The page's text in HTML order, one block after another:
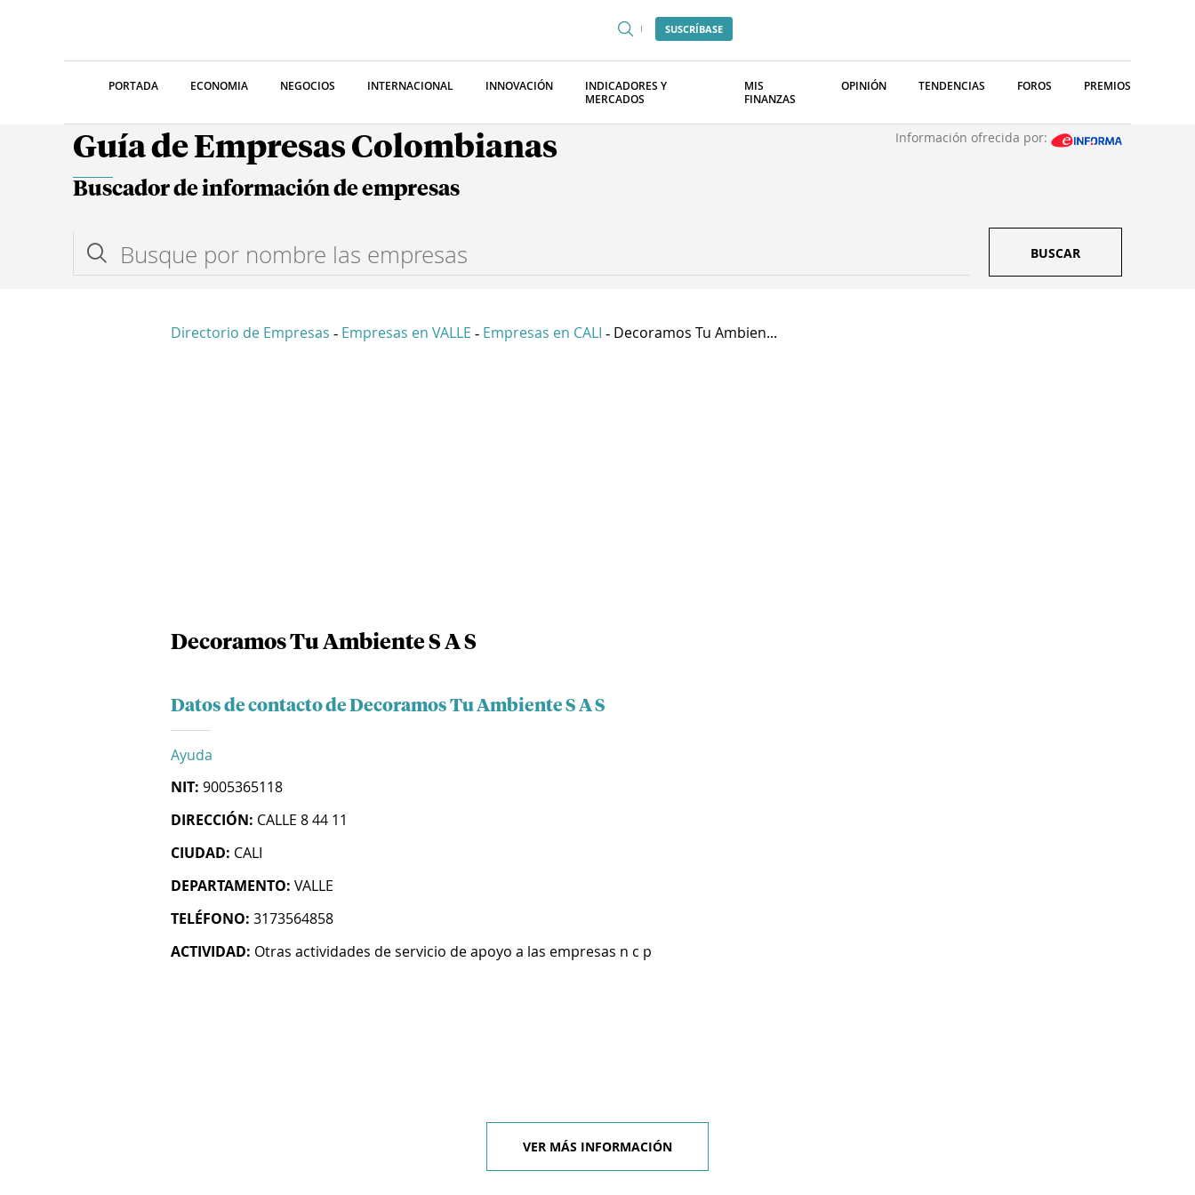
SUSCRÍBASE
PORTADA ECONOMIA NEGOCIOS INTERNACIONAL INNOVACIÓN
INDICADORES Y
MERCADOS
MIS
FINANZAS
OPINIÓN TENDENCIAS FOROS PREMIOS
Guía de Empresas Colombianas Información ofrecida por:
Buscador de información de empresas
BUSCAR
Directorio de Empresas - Empresas en VALLE - Empresas en CALI - Decoramos Tu Ambien...
Decoramos Tu Ambiente S A S
Datos de contacto de Decoramos Tu Ambiente S A S
Ayuda
NIT: 9005365118
DIRECCIÓN: CALLE 8 44 11
CIUDAD: CALI
DEPARTAMENTO: VALLE
TELÉFONO: 3173564858
ACTIVIDAD: Otras actividades de servicio de apoyo a las empresas n c p
VER MÁS INFORMACIÓN